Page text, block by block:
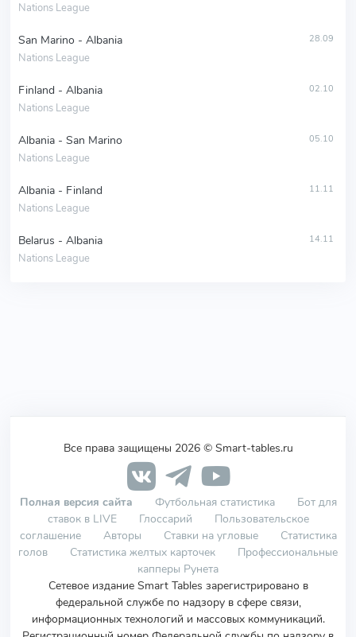
Nations League
San Marino - Albania
Nations League
28.09
Finland - Albania
Nations League
02.10
Albania - San Marino
Nations League
05.10
Albania - Finland
Nations League
11.11
Belarus - Albania
Nations League
14.11
Все права защищены 2026 © Smart-tables.ru
Полная версия сайта Футбольная статистика
Бот для
ставок в LIVE
Глоссарий
Пользовательское
соглашение
Авторы Ставки на угловые
Статистика
голов
Статистика желтых карточек
Профессиональные
капперы Рунета
Сетевое издание Smart Tables зарегистрировано в
федеральной службе по надзору в сфере связи,
информационных технологий и массовых коммуникаций.